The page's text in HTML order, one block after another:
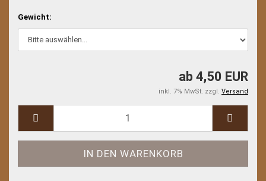
Gewicht:
ab 4,50 EUR
inkl. 7% MwSt. zzgl. Versand